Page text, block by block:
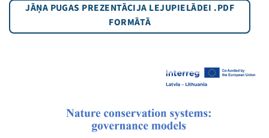
JĀŅA PUGAS PREZENTĀCIJA LEJUPIELĀDEI .PDF
FORMĀTĀ